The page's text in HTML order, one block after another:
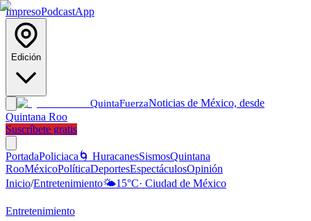
ImpresoPodcastApp
Edición
QuintaFuerzaNoticias de México, desde
Quintana Roo
Suscríbete gratis
PortadaPoliciaca 🌀 HuracanesSismosQuintana
RooMéxicoPolíticaDeportesEspectáculosOpinión
Inicio/Entretenimiento🌤️15°C· Ciudad de México
Entretenimiento